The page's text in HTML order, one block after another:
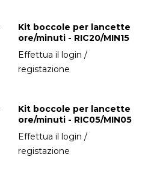
Kit boccole per lancette
ore/minuti - RIC20/MIN15
Effettua il login /
registazione
Kit boccole per lancette
ore/minuti - RIC05/MIN05
Effettua il login /
registazione